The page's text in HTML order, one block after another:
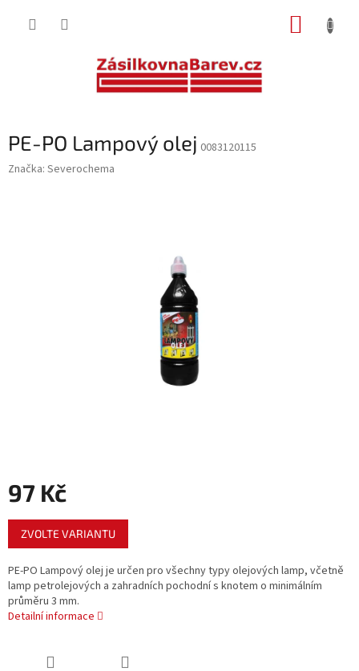
PE-PO Lampový olej 0083120115
Značka: Severochema
97 Kč
Měrná
cena:
ZVOLTE VARIANTU
PE-PO Lampový olej je určen pro všechny typy olejových lamp, včetně
lamp petrolejových a zahradních pochodní s knotem o minimálním
průměru 3 mm.
Detailní informace